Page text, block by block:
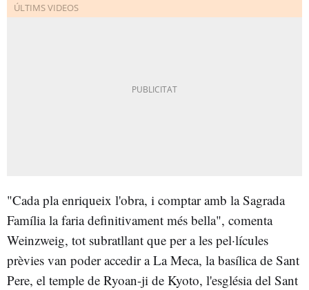
"Cada pla enriqueix l'obra, i comptar amb la Sagrada
Família la faria definitivament més bella", comenta
Weinzweig, tot subratllant que per a les pel·lícules
prèvies van poder accedir a La Meca, la basílica de Sant
Pere, el temple de Ryoan-ji de Kyoto, l'església del Sant